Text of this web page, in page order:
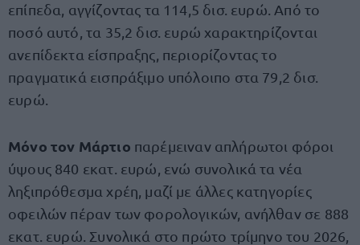
επίπεδα, αγγίζοντας τα 114,5 δισ. ευρώ. Από το
ποσό αυτό, τα 35,2 δισ. ευρώ χαρακτηρίζονται
ανεπίδεκτα είσπραξης, περιορίζοντας το
πραγματικά εισπράξιμο υπόλοιπο στα 79,2 δισ.
ευρώ.
Μόνο τον Μάρτιο παρέμειναν απλήρωτοι φόροι
ύψους 840 εκατ. ευρώ, ενώ συνολικά τα νέα
ληξιπρόθεσμα χρέη, μαζί με άλλες κατηγορίες
οφειλών πέραν των φορολογικών, ανήλθαν σε 888
εκατ. ευρώ. Συνολικά στο πρώτο τρίμηνο του 2026,